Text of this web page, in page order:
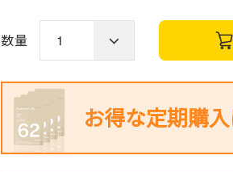
数量
お得な定期購